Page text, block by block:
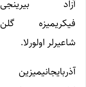
آزاد بیرینجی
فیکریمیزه گلن
شاعیرلر اولورلا.
آذربایجانیمیزین